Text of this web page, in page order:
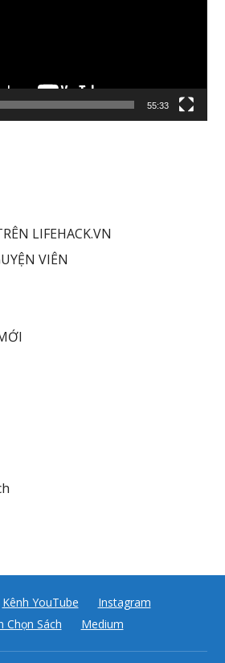
55:33
LIFEHACK.VN
VIÊN
Kênh YouTube
Instagram
Chọn Sách
Medium